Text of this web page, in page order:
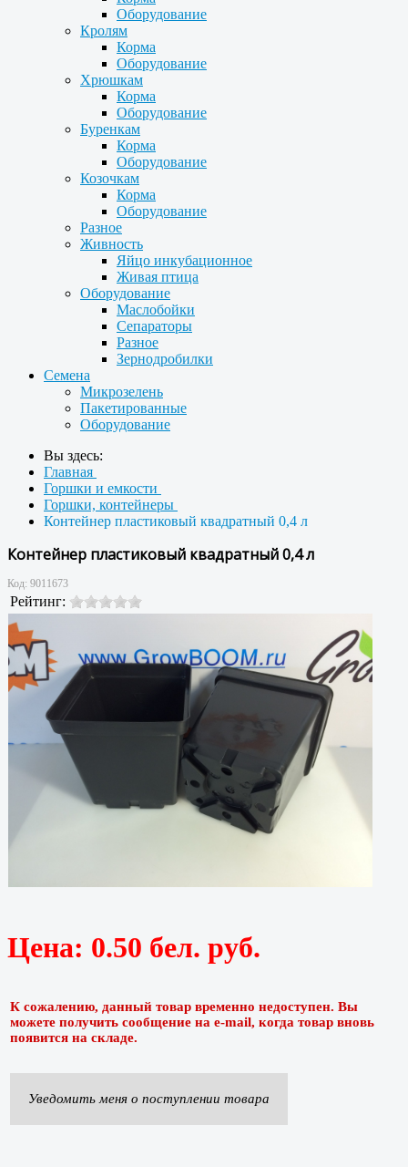
Оборудование
Кролям
Корма
Оборудование
Хрюшкам
Корма
Оборудование
Буренкам
Корма
Оборудование
Козочкам
Корма
Оборудование
Разное
Живность
Яйцо инкубационное
Живая птица
Оборудование
Маслобойки
Сепараторы
Разное
Зернодробилки
Семена
Микрозелень
Пакетированные
Оборудование
Вы здесь:
Главная
Горшки и емкости
Горшки, контейнеры
Контейнер пластиковый квадратный 0,4 л
Контейнер пластиковый квадратный 0,4 л
Код: 9011673
Рейтинг:
Цена: 0.50 бел. руб.
К сожалению, данный товар временно недоступен. Вы
можете получить сообщение на e-mail, когда товар вновь
появится на складе.
Уведомить меня о поступлении товара